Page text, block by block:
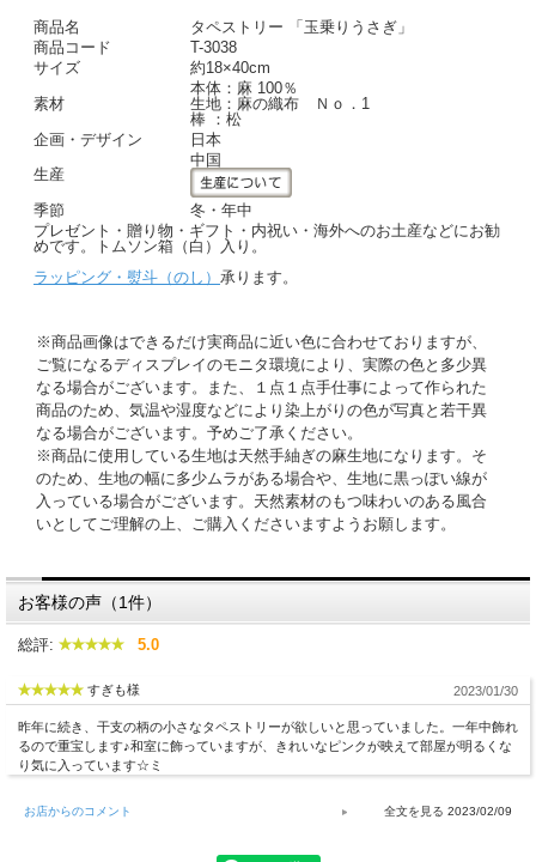
商品名
タペストリー 「玉乗りうさぎ」
商品コード
T-3038
サイズ
約18×40cm
素材
本体：麻 100％
生地：麻の織布 Ｎｏ．1
棒 ：松
企画・デザイン
日本
生産
中国
季節
冬・年中
プレゼント・贈り物・ギフト・内祝い・海外へのお土産などにお勧
めです。トムソン箱（白）入り。
ラッピング・熨斗（のし） 承ります。
※商品画像はできるだけ実商品に近い色に合わせておりますが、
ご覧になるディスプレイのモニタ環境により、実際の色と多少異
なる場合がございます。また、１点１点手仕事によって作られた
商品のため、気温や湿度などにより染上がりの色が写真と若干異
なる場合がございます。予めご了承ください。
※商品に使用している生地は天然手紬ぎの麻生地になります。そ
のため、生地の幅に多少ムラがある場合や、生地に黒っぽい線が
入っている場合がございます。天然素材のもつ味わいのある風合
いとしてご理解の上、ご購入くださいますようお願します。
お客様の声（1件）
総評: 5.0
すぎも様 2023/01/30
昨年に続き、干支の柄の小さなタペストリーが欲しいと思っていました。一年中飾れ
るので重宝します♪和室に飾っていますが、きれいなピンクが映えて部屋が明るくな
り気に入っています☆ミ
お店からのコメント 2023/02/09